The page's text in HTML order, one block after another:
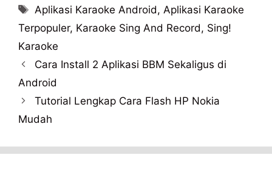
Tags
Aplikasi Karaoke Android, Aplikasi Karaoke
Terpopuler, Karaoke Sing And Record, Sing!
Karaoke
Cara Install 2 Aplikasi BBM Sekaligus di
Android
Tutorial Lengkap Cara Flash HP Nokia
Mudah